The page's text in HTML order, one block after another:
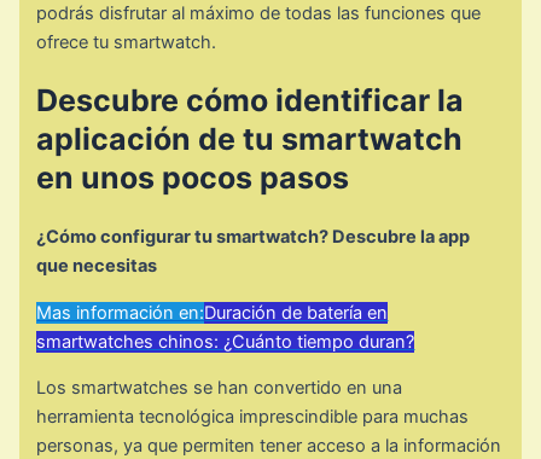
podrás disfrutar al máximo de todas las funciones que
ofrece tu smartwatch.
Descubre cómo identificar la
aplicación de tu smartwatch
en unos pocos pasos
¿Cómo configurar tu smartwatch? Descubre la app
que necesitas
Mas información en:Duración de batería en
smartwatches chinos: ¿Cuánto tiempo duran?
Los smartwatches se han convertido en una
herramienta tecnológica imprescindible para muchas
personas, ya que permiten tener acceso a la información